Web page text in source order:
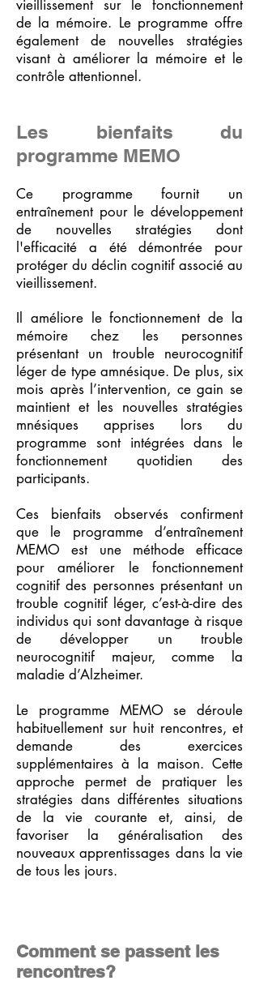
vieillissement sur le fonctionnement
de la mémoire. Le programme offre
également de nouvelles stratégies
visant à améliorer la mémoire et le
contrôle attentionnel.
Les bienfaits du
programme MEMO
Ce programme fournit un
entraînement pour le développement
de nouvelles stratégies dont
l'efficacité a été démontrée pour
protéger du déclin cognitif associé au
vieillissement.
Il améliore le fonctionnement de la
mémoire chez les personnes
présentant un trouble neurocognitif
léger de type amnésique. De plus, six
mois après l’intervention, ce gain se
maintient et les nouvelles stratégies
mnésiques apprises lors du
programme sont intégrées dans le
fonctionnement quotidien des
participants.
Ces bienfaits observés confirment
que le programme d’entraînement
MEMO est une méthode efficace
pour améliorer le fonctionnement
cognitif des personnes présentant un
trouble cognitif léger, c’est-à-dire des
individus qui sont davantage à risque
de développer un trouble
neurocognitif majeur, comme la
maladie d’Alzheimer.
Le programme MEMO se déroule
habituellement sur huit rencontres, et
demande des exercices
supplémentaires à la maison. Cette
approche permet de pratiquer les
stratégies dans différentes situations
de la vie courante et, ainsi, de
favoriser la généralisation des
nouveaux apprentissages dans la vie
de tous les jours.
Comment se passent les
rencontres?